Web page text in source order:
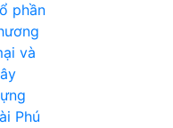
phần
và
Phú